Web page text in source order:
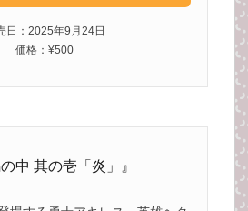
日：2025年9月24日
価格：¥500
の中 其の壱「炎」』